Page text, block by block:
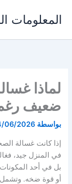
المعلومات
لماذا
ضعيف
بواسطة 06/2026
إذا كانت غسالة
في المنزل جيد،
بل في أحد المكونات
أو قوة ضخه. وتشمل